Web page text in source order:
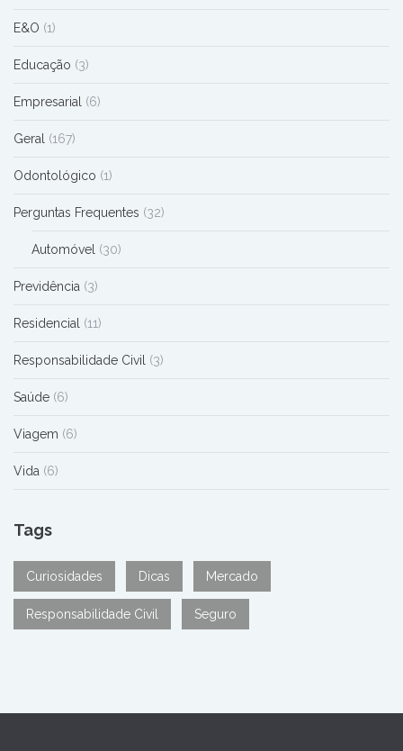
E&O (1)
Educação (3)
Empresarial (6)
Geral (167)
Odontológico (1)
Perguntas Frequentes (32)
Automóvel (30)
Previdência (3)
Residencial (11)
Responsabilidade Civil (3)
Saúde (6)
Viagem (6)
Vida (6)
Tags
Curiosidades Dicas Mercado
Responsabilidade Civil Seguro